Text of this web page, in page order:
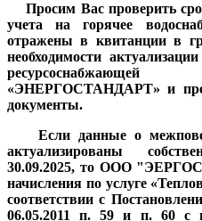
Просим Вас проверить
учета на горячее
отражены в квитанции в
необходимости
«ЭНЕРГОСТАНДАРТ» и
документы.
Если данные о
актуализированы
30.09.2025, то ООО
начисления по услуге
соответствии с
06.05.2011 п. 59 и п. 60 с